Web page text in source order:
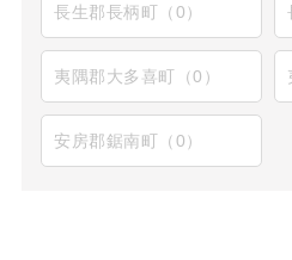
長生郡長柄町（0）
夷隅郡大多喜町（0）
安房郡鋸南町（0）